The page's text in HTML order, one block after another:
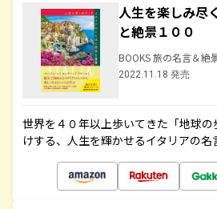
人生を楽しみ尽
と絶景１００
BOOKS 旅の名言＆絶
2022.11.18 発売
世界を４０年以上歩いてきた「地球
けする、人生を輝かせるイタリアの